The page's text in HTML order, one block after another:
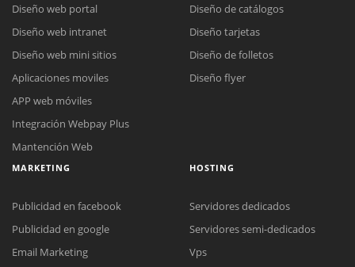
Diseño web portal
Diseño web intranet
Diseño web mini sitios
Aplicaciones moviles
APP web móviles
Integración Webpay Plus
Mantención Web
Diseño de catálogos
Diseño tarjetas
Diseño de folletos
Diseño flyer
MARKETING
Publicidad en facebook
Publicidad en google
Email Marketing
HOSTING
Servidores dedicados
Servidores semi-dedicados
Vps